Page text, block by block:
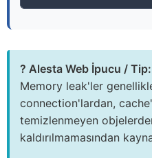
? Alesta Web İpucu / Tip:
Memory leak'ler
connection'lardan,
temizlenmeyen
kaldırılmamasından